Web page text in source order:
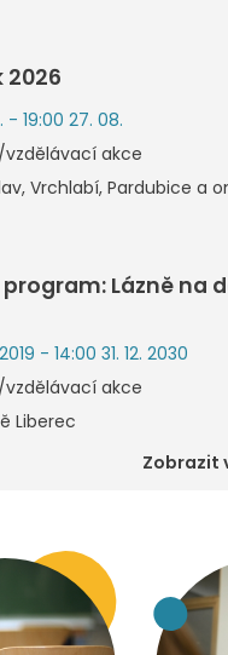
2026
- 19:00 27. 08.
akce
Vrchlabí, Pardubice a
Lázně na
- 14:00 31. 12. 2030
akce
Liberec
Zobrazit